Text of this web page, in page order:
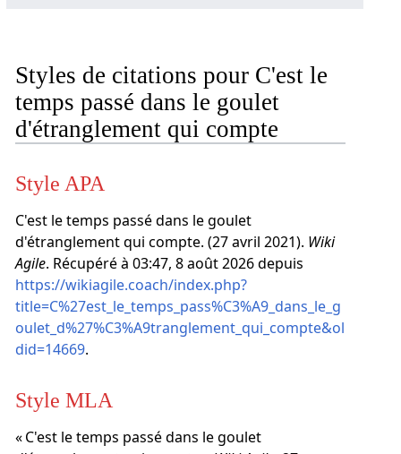
Styles de citations pour C'est le
temps passé dans le goulet
d'étranglement qui compte
Style APA
C'est le temps passé dans le goulet
d'étranglement qui compte. (27 avril 2021). Wiki
Agile. Récupéré à 03:47, 8 août 2026 depuis
https://wikiagile.coach/index.php?
title=C%27est_le_temps_pass%C3%A9_dans_le_g
oulet_d%27%C3%A9tranglement_qui_compte&ol
did=14669.
Style MLA
« C'est le temps passé dans le goulet